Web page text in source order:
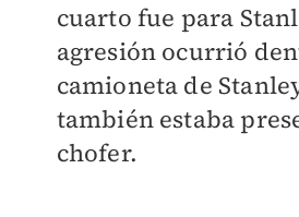
cuarto fue para
agresión ocurrió
camioneta de
también estaba
chofer.